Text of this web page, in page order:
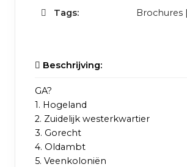
Tags:
Brochures
Beschrijving:
GA?
1. Hogeland
2. Zuidelijk westerkwartier
3. Gorecht
4. Oldambt
5. Veenkoloniën